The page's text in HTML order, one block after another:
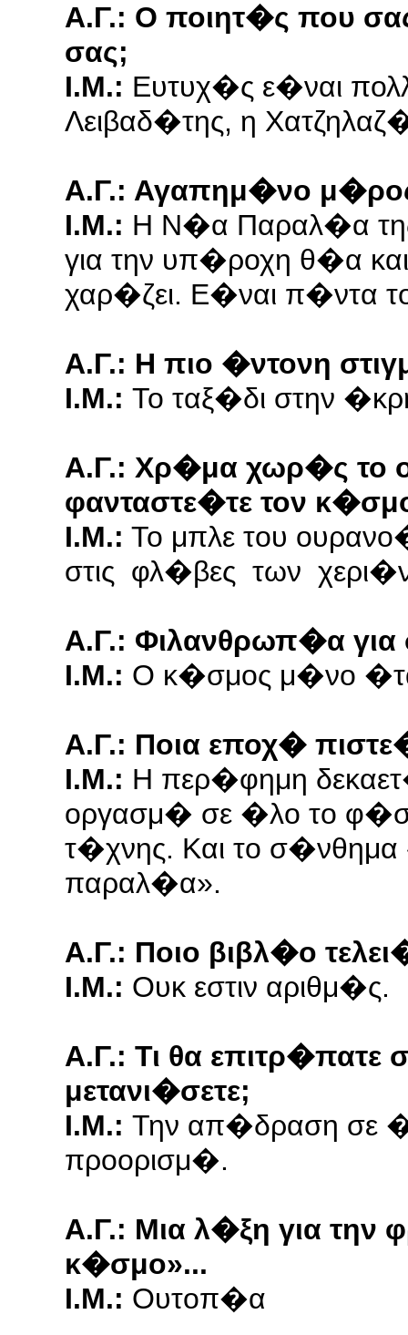
Α.Γ.: Ο ποιητ�ς που
σας;
Ι.Μ.: Ευτυχ�ς ε�ναι
Λειβαδ�της, η
Α.Γ.: Αγαπημ�νο
Ι.Μ.: Η Ν�α Παραλ�α
για την υπ�ροχη θ�α
χαρ�ζει. Ε�ναι π�ντα
Α.Γ.: Η πιο �ντονη
Ι.Μ.: Το ταξ�δι στην
Α.Γ.: Χρ�μα χωρ�ς το
φανταστε�τε τον
Ι.Μ.: Το μπλε του
στις φλ�βες των
Α.Γ.: Φιλανθρωπ�α για
Ι.Μ.: Ο κ�σμος μ�νο
Α.Γ.: Ποια εποχ�
Ι.Μ.: Η περ�φημη
οργασμ� σε �λο το
τ�χνης. Και το
παραλ�α».
Α.Γ.: Ποιο βιβλ�ο
Ι.Μ.: Ουκ εστιν αριθμ�ς.
Α.Γ.: Τι θα
μετανι�σετε;
Ι.Μ.: Την απ�δραση σε
προορισμ�.
Α.Γ.: Μια λ�ξη για την
κ�σμο»...
Ι.Μ.: Ουτοπ�α